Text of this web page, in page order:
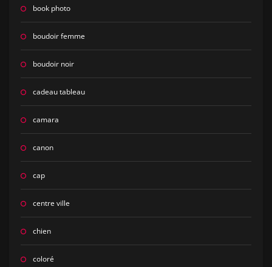
book photo
boudoir femme
boudoir noir
cadeau tableau
camara
canon
cap
centre ville
chien
coloré